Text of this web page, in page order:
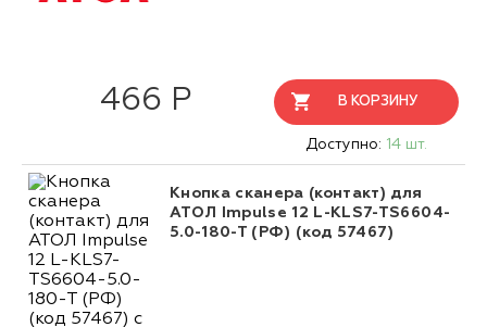
466 Р В КОРЗИНУ
Доступно: 14 шт.
Кнопка сканера (контакт) для
АТОЛ Impulse 12 L-KLS7-TS6604-
5.0-180-T (РФ) (код 57467)